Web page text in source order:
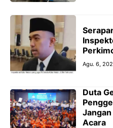
Agu. 6,
Duta
Acara